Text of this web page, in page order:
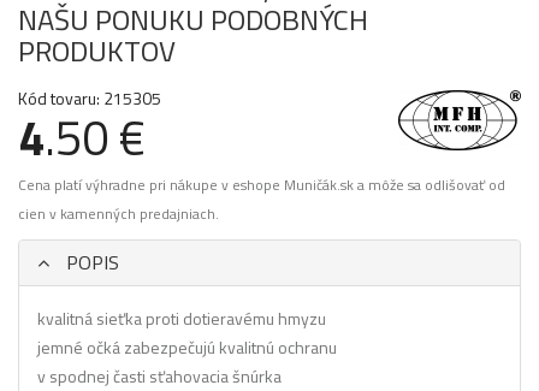
NAŠU PONUKU PODOBNÝCH
PRODUKTOV
Kód tovaru: 215305
4.50 €
Cena platí výhradne pri nákupe v eshope Muničák.sk a môže sa odlišovať od
cien v kamenných predajniach.
POPIS
kvalitná sieťka proti dotieravému hmyzu
jemné očká zabezpečujú kvalitnú ochranu
v spodnej časti sťahovacia šnúrka